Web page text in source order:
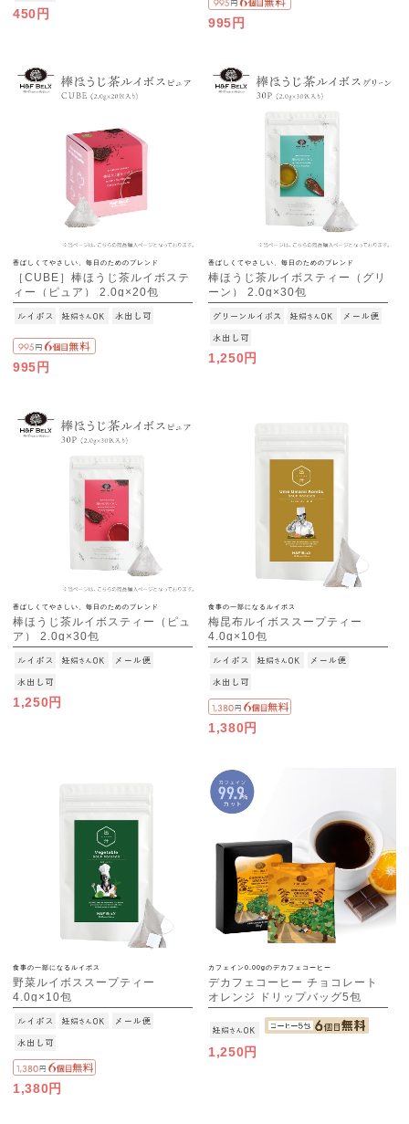
450円
995円
香ばしくてやさしい、毎日のためのブレンド
［CUBE］棒ほうじ茶ルイボステ
ィー（ピュア） 2.0g×20包
995円
香ばしくてやさしい、毎日のためのブレンド
棒ほうじ茶ルイボスティー（グリ
ーン） 2.0g×30包
[M便 1/3]
1,250円
香ばしくてやさしい、毎日のためのブレンド
棒ほうじ茶ルイボスティー（ピュ
ア） 2.0g×30包
[M便 1/3]
1,250円
食事の一部になるルイボス
梅昆布ルイボススープティー
4.0g×10包
[M便 1/3]
1,380円
食事の一部になるルイボス
野菜ルイボススープティー
4.0g×10包
[M便 1/3]
1,380円
カフェイン0.00gのデカフェコーヒー
デカフェコーヒー チョコレート
オレンジ ドリップバッグ5包
1,250円